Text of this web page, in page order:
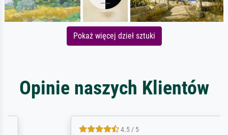
Pokaż więcej dzieł sztuki
Opinie naszych Klientów
4.5 / 5